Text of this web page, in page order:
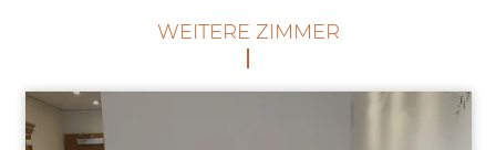
WEITERE ZIMMER